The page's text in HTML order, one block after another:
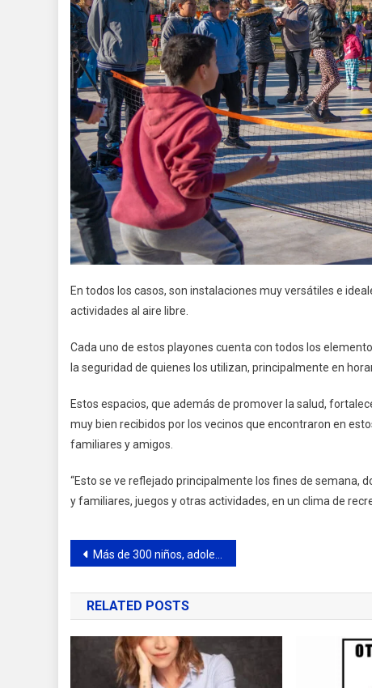
En todos los casos, son instalaciones muy versátiles e
actividades al aire libre.
Cada uno de estos playones cuenta con todos los
la seguridad de quienes los utilizan, principalmente en
Estos espacios, que además de promover la salud,
muy bien recibidos por los vecinos que encontraron en
familiares y amigos.
“Esto se ve reflejado principalmente los fines de semana,
y familiares, juegos y otras actividades, en un clima de
Navegación
de
entradas
Más de 300 niños, adolescentes y adultos se capacitan en el Centro Educativo Digital
RELATED POSTS